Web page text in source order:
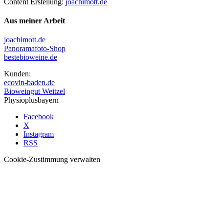
Aus meiner Arbeit
joachimott.de
Panoramafoto-Shop
bestebioweine.de
Kunden:
ecovin-baden.de
Bioweingut Weitzel
Physioplusbayern
Facebook
X
Instagram
RSS
Cookie-Zustimmung verwalten